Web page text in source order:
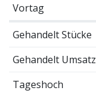
Vortag
Gehandelt Stücke
Gehandelt Umsatz
Tageshoch